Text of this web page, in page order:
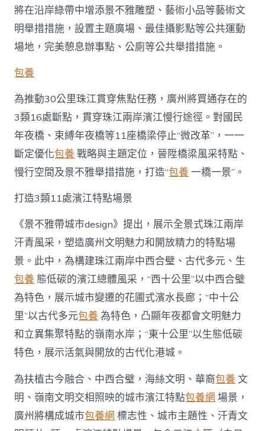
將在沿岸綠帶中增添景不雅雕塑、藝術小品等藝術文
明舉措措施，設置主題廣場、最佳攝影點等公共運動
場地，完美憩息辦事點、公廁等公共舉措措施。
包養
為推動30公里珠江貫穿焦點任務，廣州將買通存在的
3類16處斷點，貫穿珠江兩岸濱江慢行途徑。對國民
年夜橋、束縛年夜橋等11座橋梁停止“微改革”，一一
斷定優化包養 戰略與主題定位，晉陞橋梁風采特點、
慢行空間及景不雅舉措措施，打造“包養 一橋一景”。
打造3類11處濱江特點場景
《景不雅帶城市design》提出，展示全景式珠江兩岸
汗青風采，塑造廣州文明魅力和開放精力的特點場
景。此中，為構建珠江兩岸中西合璧、古代多元、生
包養 態低碳的濱江總體風采，“西十公里”以中西合璧
為特色，展示城市變遷的花圃式濱水長廊；“中十公
里”以古代多元包養 為特色，凸顯年夜都會文明魅力
和立異集聚特點的嶺南水岸；“東十公里”以生態低碳
特色，展示活氣與開放的古代化港城。
為扶植古今融合、中西合璧，海絲文明、華裔包養 文
明、嶺南文明交相照映的城市濱江特點包養網 場景，
廣州將構成城市包養網 標志性、城市主題性、汗青文